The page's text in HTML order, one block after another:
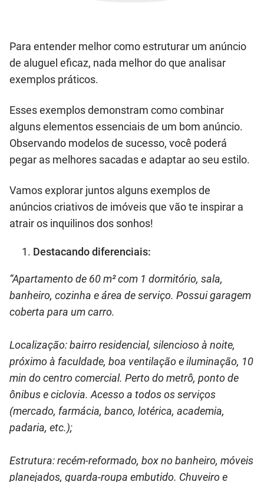
Para entender melhor como estruturar um anúncio
de aluguel eficaz, nada melhor do que analisar
exemplos práticos.
Esses exemplos demonstram como combinar
alguns elementos essenciais de um bom anúncio.
Observando modelos de sucesso, você poderá
pegar as melhores sacadas e adaptar ao seu estilo.
Vamos explorar juntos alguns exemplos de
anúncios criativos de imóveis que vão te inspirar a
atrair os inquilinos dos sonhos!
Destacando diferenciais:
“Apartamento de 60 m² com 1 dormitório, sala,
banheiro, cozinha e área de serviço. Possui garagem
coberta para um carro.
Localização: bairro residencial, silencioso à noite,
próximo à faculdade, boa ventilação e iluminação, 10
min do centro comercial. Perto do metrô, ponto de
ônibus e ciclovia. Acesso a todos os serviços
(mercado, farmácia, banco, lotérica, academia,
padaria, etc.);
Estrutura: recém-reformado, box no banheiro, móveis
planejados, guarda-roupa embutido. Chuveiro e